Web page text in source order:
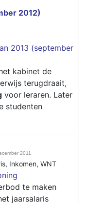
2012)
2013 (september
kabinet de
terugdraait,
voor leraren. Later
studenten
2011
, Inkomen, WNT
te maken
jaarsalaris